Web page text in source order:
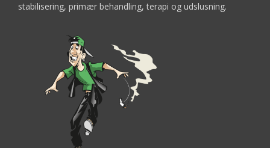
stabilisering, primær behandling, terapi og udslusning.